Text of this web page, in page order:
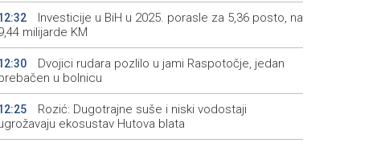
Investicije u BiH u 2025. porasle za 5,36 posto, na
milijarde KM
Dvojici rudara pozlilo u jami Raspotočje, jedan
u bolnicu
Rozić: Dugotrajne suše i niski vodostaji
ekosustav Hutova blata